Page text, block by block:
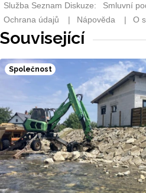
Související
Společnost